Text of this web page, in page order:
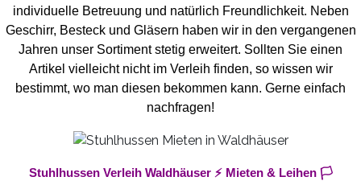
individuelle Betreuung und natürlich Freundlichkeit. Neben
Geschirr, Besteck und Gläsern haben wir in den vergangenen
Jahren unser Sortiment stetig erweitert. Sollten Sie einen
Artikel vielleicht nicht im Verleih finden, so wissen wir
bestimmt, wo man diesen bekommen kann. Gerne einfach
nachfragen!
Stuhlhussen Verleih Waldhäuser ⚡ Mieten & Leihen 🏳️